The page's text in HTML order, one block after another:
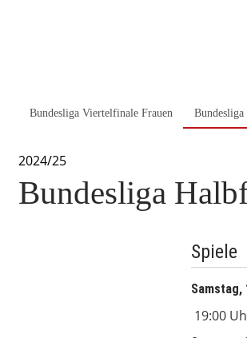
Bundesliga Viertelfinale Frauen
2024/25
Bundesliga
Spiele
Samstag,
19:00